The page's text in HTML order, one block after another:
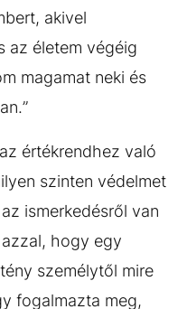
akivel
az életem végéig
magamat neki és
értékrendhez való
szinten védelmet
ismerkedésről van
hogy egy
személytől mire
fogalmazta meg,